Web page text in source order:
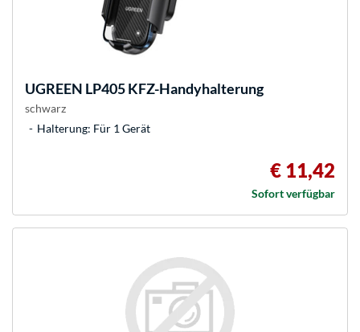
UGREEN LP405 KFZ-Handyhalterung
schwarz
Halterung: Für 1 Gerät
€ 11,42
Sofort verfügbar